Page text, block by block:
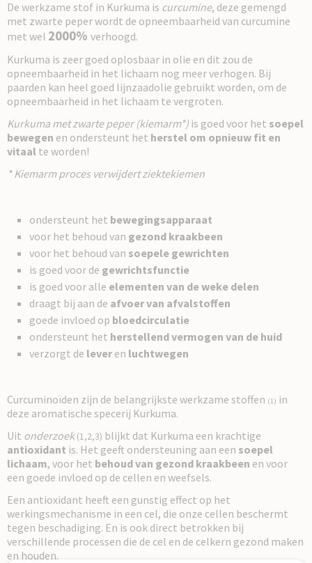
De werkzame stof in Kurkuma is curcumine, deze gemengd
met zwarte peper wordt de opneembaarheid van curcumine
met wel 2000% verhoogd.
Kurkuma is zeer goed oplosbaar in olie en dit zou de
opneembaarheid in het lichaam nog meer verhogen. Bij
paarden kan heel goed lijnzaadolie gebruikt worden, om de
opneembaarheid in het lichaam te vergroten.
Kurkuma met zwarte peper (kiemarm*) is goed voor het soepel
bewegen en ondersteunt het herstel om opnieuw fit en
vitaal te worden!
* Kiemarm proces verwijdert ziektekiemen
ondersteunt het bewegingsapparaat
voor het behoud van gezond kraakbeen
voor het behoud van soepele gewrichten
is goed voor de gewrichtsfunctie
is goed voor alle elementen van de weke delen
draagt bij aan de afvoer van afvalstoffen
goede invloed op bloedcirculatie
ondersteunt het herstellend vermogen van de huid
verzorgt de lever en luchtwegen
Curcuminoïden zijn de belangrijkste werkzame stoffen (1) in
deze aromatische specerij Kurkuma.
Uit onderzoek(1,2,3) blijkt dat Kurkuma een krachtige
antioxidant is. Het geeft ondersteuning aan een soepel
lichaam, voor het behoud van gezond kraakbeen en voor
een goede invloed op de cellen en weefsels.
Een antioxidant heeft een gunstig effect op het
werkingsmechanisme in een cel, die onze cellen beschermt
tegen beschadiging. En is ook direct betrokken bij
verschillende processen die de cel en de celkern gezond maken
en houden.